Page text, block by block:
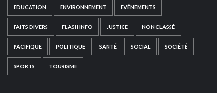
EDUCATION ENVIRONNEMENT EVÉNEMENTS
FAITS DIVERS FLASH INFO JUSTICE NON CLASSÉ
PACIFIQUE POLITIQUE SANTÉ SOCIAL SOCIÉTÉ
SPORTS TOURISME